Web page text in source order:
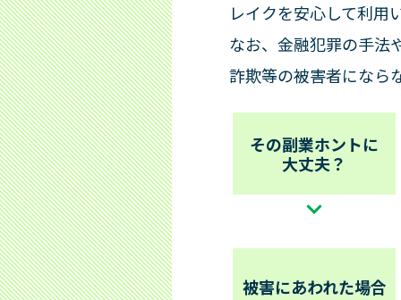
お申込み・ご契約方法
お申込み・ご契約に必要な書類
商品
商品のご案内（貸付条件）
その他商品のご案内（特定商品）
追加
返済
メー
店
レイクを安心して利用
なお、金融犯罪の手法
詐欺等の被害者になら
その副業ホントに
大丈夫？
被害にあわれた場合